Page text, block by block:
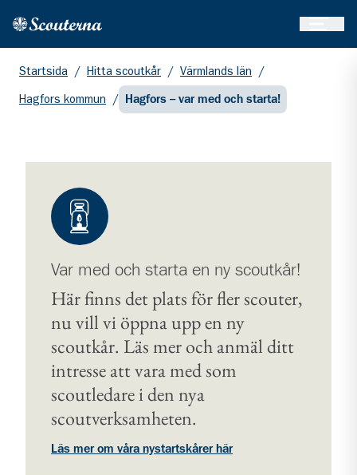
Hem
Startsida / Hitta scoutkår / Värmlands län /
Hagfors kommun / Hagfors – var med och starta!
Var med och starta en ny scoutkår!
Här finns det plats för fler scouter,
nu vill vi öppna upp en ny
scoutkår. Läs mer och anmäl ditt
intresse att vara med som
scoutledare i den nya
scoutverksamheten.
Läs mer om våra nystartskårer här